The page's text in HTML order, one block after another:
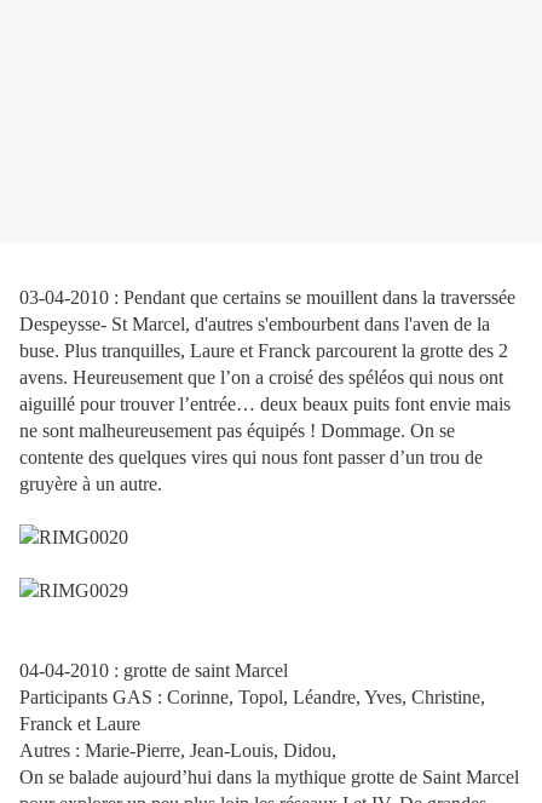
03-04-2010 : Pendant que certains se mouillent dans la traverssée
Despeysse- St Marcel, d'autres s'embourbent dans l'aven de la
buse. Plus tranquilles, Laure et Franck parcourent la grotte des 2
avens. Heureusement que l’on a croisé des spéléos qui nous ont
aiguillé pour trouver l’entrée… deux beaux puits font envie mais
ne sont malheureusement pas équipés ! Dommage. On se
contente des quelques vires qui nous font passer d’un trou de
gruyère à un autre.
04-04-2010 : grotte de saint Marcel
Participants GAS : Corinne, Topol, Léandre, Yves, Christine,
Franck et Laure
Autres : Marie-Pierre, Jean-Louis, Didou,
On se balade aujourd’hui dans la mythique grotte de Saint Marcel